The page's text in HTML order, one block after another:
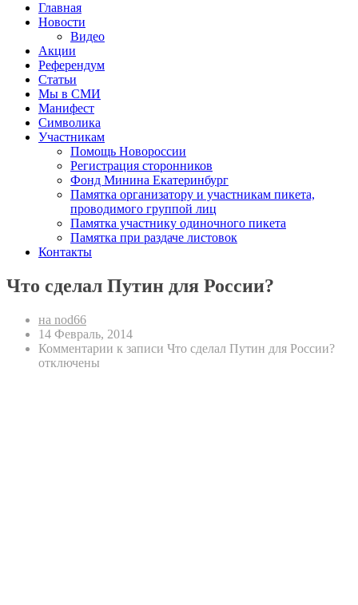
Главная
Новости
Видео
Акции
Референдум
Статьи
Мы в СМИ
Манифест
Символика
Участникам
Помощь Новороссии
Регистрация сторонников
Фонд Минина Екатеринбург
Памятка организатору и участникам пикета,
проводимого группой лиц
Памятка участнику одиночного пикета
Памятка при раздаче листовок
Контакты
Что сделал Путин для России?
на nod66
14 Февраль, 2014
Комментарии к записи Что сделал Путин для России?
отключены